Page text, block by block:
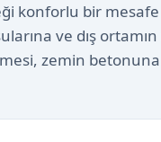
konforlu bir
ve dış
zemin betonuna